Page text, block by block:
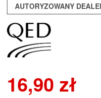
AUTORYZOWANY
16,90 zł